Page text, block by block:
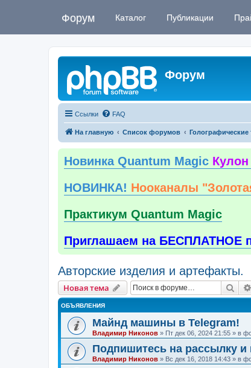
Форум Каталог Публикации
Форум
Ссылки FAQ
На главную Список форумов Голографические
Новинка Quantum Magic
НОВИНКА! Нооканалы
Практикум Quantum Magic
Приглашаем на БЕСПЛАТНОЕ
Авторские изделия и артефакты.
Новая тема
ОБЪЯВЛЕНИЯ
Майнд машины в Telegram!
Владимир Никонов » Пт дек 06, 2024 21:55 » в
Подпишитесь на рассылку
Владимир Никонов » Вс дек 16, 2018 14:43 » в